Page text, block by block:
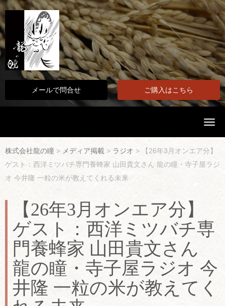
メールで問合せ ご購入はこちら
N
v
g
a
t
株式会社龍の瞳 > メディア掲載 > ラジオ >
【26年3月オンエア分】
ゲスト：西洋ミツバチ専門養蜂家 山田貴文さん 龍の瞳・寺子屋ラジ
オ 今井隆 一粒の米が教えてくれる未来
【26年3月オンエア分】
ゲスト：西洋ミツバチ専
門養蜂家 山田貴文さん
龍の瞳・寺子屋ラジオ 今
井隆 一粒の米が教えてく